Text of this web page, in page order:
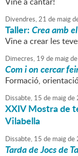
Divendres,21 de maig
Taller:Crea amb
Vine a crear les
Dimecres, 19 de maigde
Com i on cercar
Formació,
Dissabte, 15 de maigde
XXIV Mostra de
Vilabella
Dissabte, 15 de maigde
Tarda de Jocs de